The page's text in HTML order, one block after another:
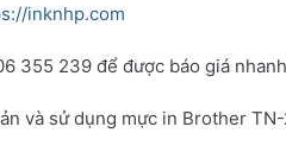
inknhp.com
355 239 để được báo giá
và sử dụng mực in Brother